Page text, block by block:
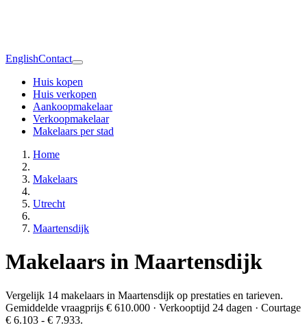
EnglishContact
Huis kopen
Huis verkopen
Aankoopmakelaar
Verkoopmakelaar
Makelaars per stad
Home
Makelaars
Utrecht
Maartensdijk
Makelaars in Maartensdijk
Vergelijk 14 makelaars in Maartensdijk op prestaties en tarieven.
Gemiddelde vraagprijs € 610.000 · Verkooptijd 24 dagen · Courtage
€ 6.103 - € 7.933.